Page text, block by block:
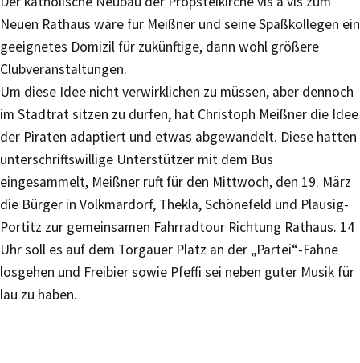
Neuen Rathaus wäre für Meißner und seine Spaßkollegen ein
geeignetes Domizil für zukünftige, dann wohl größere
Clubveranstaltungen.
Um diese Idee nicht verwirklichen zu müssen, aber dennoch
im Stadtrat sitzen zu dürfen, hat Christoph Meißner die Idee
der Piraten adaptiert und etwas abgewandelt. Diese hatten
unterschriftswillige Unterstützer mit dem Bus
eingesammelt, Meißner ruft für den Mittwoch, den 19. März
die Bürger in Volkmardorf, Thekla, Schönefeld und Plausig-
Portitz zur gemeinsamen Fahrradtour Richtung Rathaus. 14
Uhr soll es auf dem Torgauer Platz an der „Partei“-Fahne
losgehen und Freibier sowie Pfeffi sei neben guter Musik für
lau zu haben.